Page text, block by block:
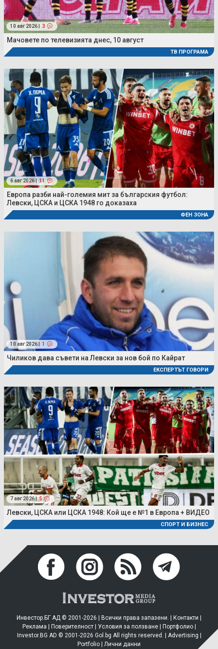
10 авг 2026 | 3
Мачовете по телевизията днес, 10 август
ТВ ПРОГРАМА
6 авг 2026 | 11
Европа разби най-големия мит за българския футбол:
Левски, ЦСКА и ЦСКА 1948 го доказаха
ФЕН ЗОНА
10 авг 2026 | 1
Чиликов дава съвети на Левски за нов бой по Кайрат
ЕКСПЕРТЪТ ГОВОРИ
7 авг 2026 | 5
Левски, ЦСКА или ЦСКА 1948: Кой ще е №1 в Европа + ВИДЕО
СПОРТ И БИЗНЕС
Инвестор.БГ АД © 2001-2026 | Всички права запазени. | Контакти
Реклама
Поверителност| Условия за ползване| Портфолио|
Investor.BG AD © 2001-2026 Gol.bg All rights reserved. | Advertising
Portfolio
Лични данни